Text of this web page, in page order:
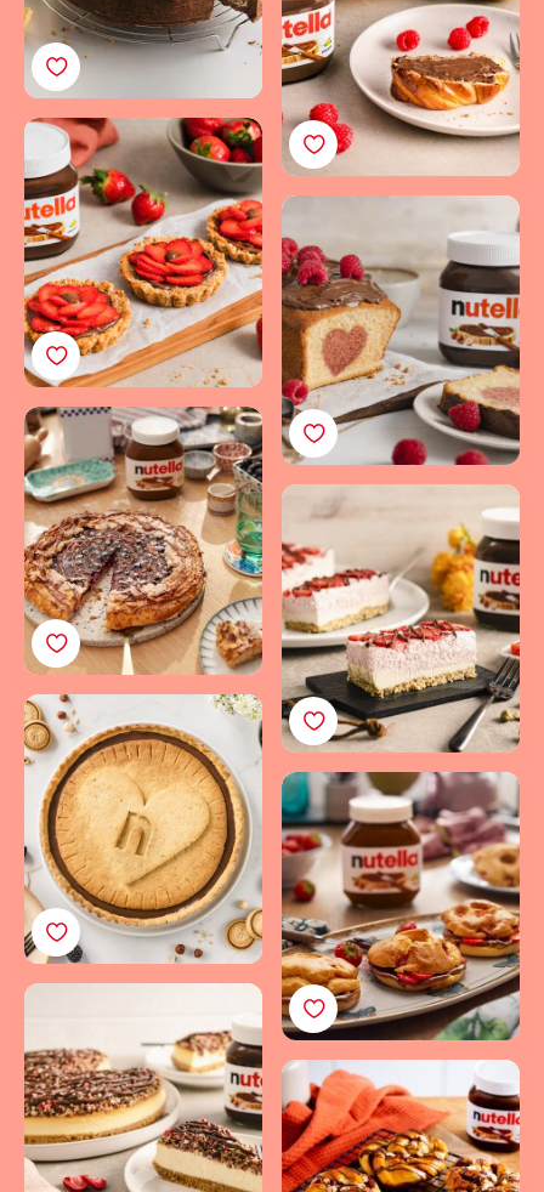
Kleine Erdbeer Mini
Tartes mit Crunch,
Creme und einem
Hauch nutella®
nutella®: Perfekt zum
Verschenken oder
Selbernaschen
Knusprige Tarte mit
Blaubeeren & feiner
Creme aus nutella®
Cremiger No-Bake-
Erdbeerkuchen mit
knusprigem Boden &
cremiger nutella®
Zartes Biskuit Rezept
trifft nutella®: Diese
Tarte schmeckt allen
Weiche Erdbeer-Bagels
ohne Hefe: Perfekt mit
nutella®
mit Erdbeeren, Crunch
& nutella®
Espresso-Schnecken
mit nutella®: Genussvoll
& unwiderstehlich